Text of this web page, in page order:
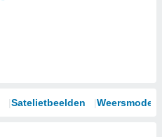
Satelietbeelden